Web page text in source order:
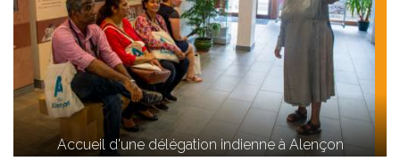
Accueil d'une délégation indienne à Alençon